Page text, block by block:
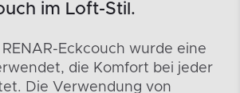
im Loft-Stil.
RENAR-Eckcouch wurde eine
die Komfort bei jeder
Die Verwendung von